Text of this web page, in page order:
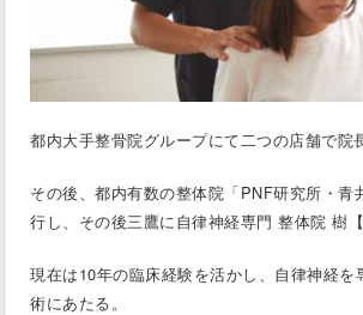
都内大手整骨院グループにて二つの店舗で院
その後、都内有数の整体院「PNF研究所・⻘
行し、その後三鷹に自律神経専門 整体院 樹
現在は10年の臨床経験を活かし、自律神経を
術にあたる。